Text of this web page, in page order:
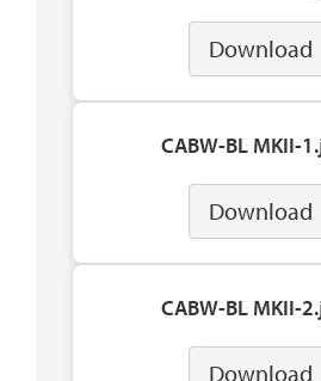
Download
CABW-BL MKII-
Download
CABW-BL MKII-
Download